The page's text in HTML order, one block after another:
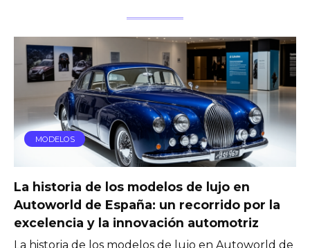
MODELOS
La historia de los modelos de lujo en
Autoworld de España: un recorrido por la
excelencia y la innovación automotriz
La historia de los modelos de lujo en Autoworld de